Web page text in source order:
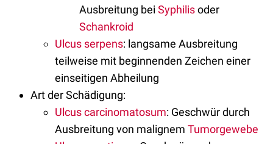
Ausbreitung bei Syphilisoder
Schankroid
Ulcus serpens: langsame Ausbreitung
teilweise mit beginnenden Zeichen einer
einseitigen Abheilung
Art der Schädigung:
Ulcus carcinomatosum: Geschwür durch
Ausbreitung von malignem Tumorgewebe